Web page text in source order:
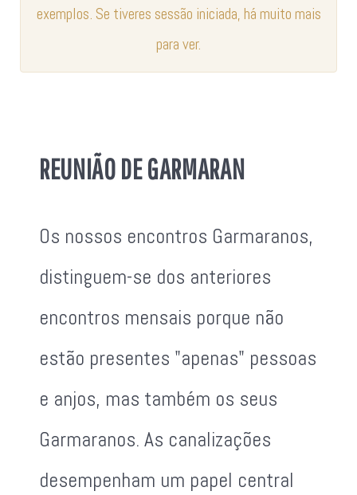
exemplos. Se tiveres sessão iniciada, há muito mais
para ver.
REUNIÃO DE GARMARAN
Os nossos encontros Garmaranos,
distinguem-se dos anteriores
encontros mensais porque não
estão presentes "apenas" pessoas
e anjos, mas também os seus
Garmaranos. As canalizações
desempenham um papel central